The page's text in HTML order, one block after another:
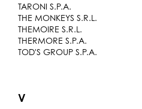
TARONI S.P.A.
THE MONKEYS S.R.L.
THEMOIRE S.R.L.
THERMORE S.P.A.
TOD'S GROUP S.P.A.
V